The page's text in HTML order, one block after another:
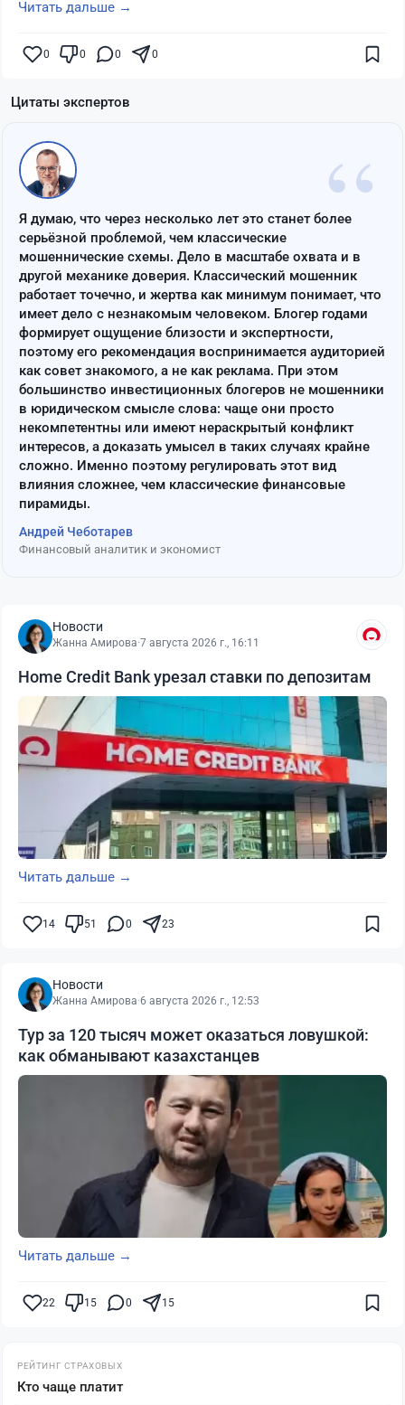
Читать дальше →
0 0 0 0
Цитаты экспертов
“
Я думаю, что через несколько лет это станет более
серьёзной проблемой, чем классические
мошеннические схемы. Дело в масштабе охвата и в
другой механике доверия. Классический мошенник
работает точечно, и жертва как минимум понимает, что
имеет дело с незнакомым человеком. Блогер годами
формирует ощущение близости и экспертности,
поэтому его рекомендация воспринимается аудиторией
как совет знакомого, а не как реклама. При этом
большинство инвестиционных блогеров не мошенники
в юридическом смысле слова: чаще они просто
некомпетентны или имеют нераскрытый конфликт
интересов, а доказать умысел в таких случаях крайне
сложно. Именно поэтому регулировать этот вид
влияния сложнее, чем классические финансовые
пирамиды.
Андрей Чеботарев
Финансовый аналитик и экономист
Новости
Жанна Амирова·7 августа 2026 г., 16:11
Home Credit Bank урезал ставки по депозитам
Читать дальше →
14 51 0 23
Новости
Жанна Амирова·6 августа 2026 г., 12:53
Тур за 120 тысяч может оказаться ловушкой:
как обманывают казахстанцев
Читать дальше →
22 15 0 15
РЕЙТИНГ СТРАХОВЫХ
Кто чаще платит